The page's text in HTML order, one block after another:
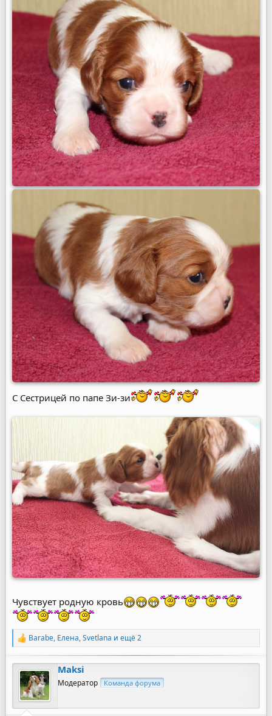
С Сестрицей по папе Зи-зи
Чувствует родную кровь
Р
а
к
ц
и
и
:
Barabe, Елена,Svetlana и ещё 2
Maksi
Модератор Команда форума